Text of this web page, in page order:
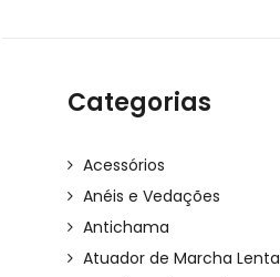
Categorias
Acessórios
Anéis e Vedações
Antichama
Atuador de Marcha Lenta